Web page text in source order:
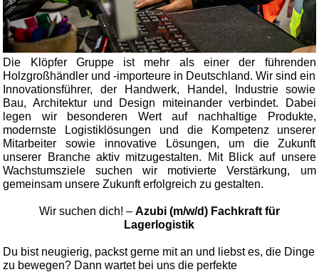
Die Klöpfer Gruppe ist mehr als einer der führenden
Holzgroßhändler und -importeure in Deutschland. Wir sind ein
Innovationsführer, der Handwerk, Handel, Industrie sowie
Bau, Architektur und Design miteinander verbindet. Dabei
legen wir besonderen Wert auf nachhaltige Produkte,
modernste Logistiklösungen und die Kompetenz unserer
Mitarbeiter sowie innovative Lösungen, um die Zukunft
unserer Branche aktiv mitzugestalten. Mit Blick auf unsere
Wachstumsziele suchen wir motivierte Verstärkung, um
gemeinsam unsere Zukunft erfolgreich zu gestalten.
Wir suchen dich! – Azubi (m/w/d) Fachkraft für
Lagerlogistik
Du bist neugierig, packst gerne mit an und liebst es, die Dinge
zu bewegen? Dann wartet bei uns die perfekte